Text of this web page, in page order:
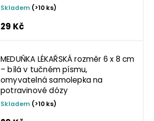
Skladem (>10 ks)
29 Kč
MEDUŇKA LÉKAŘSKÁ rozměr 6 x 8 cm
– bílá v tučném písmu,
omyvatelná samolepka na
potravinové dózy
Skladem (>10 ks)